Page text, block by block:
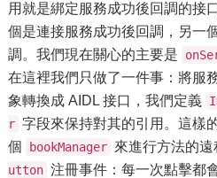
用就是綁定服務成功後回調的接
個是連接服務成功後回調，另一
調。我們現在關心的主要是
在這裡我們只做了一件事：將服
象轉換成 AIDL 接口，我們定義
r 字段來保持對其的引用。這樣
個
bookManager 來進行方法的
utton 注冊事件：每一次點擊都